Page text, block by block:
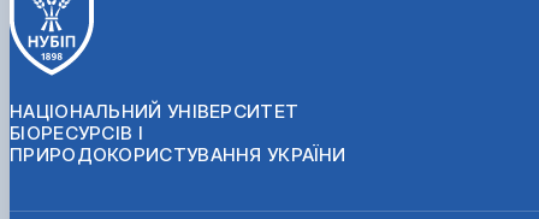
НАЦІОНАЛЬНИЙ УНІВЕРСИТЕТ
БІОРЕСУРСІВ І
ПРИРОДОКОРИСТУВАННЯ УКРАЇНИ